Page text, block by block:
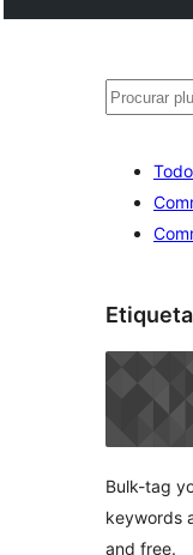
Pesquisar
Bulk-tag
keywords
and free.